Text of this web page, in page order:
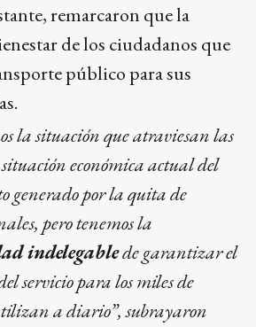
remarcaron que la
de los ciudadanos que
público para sus
la situación que atraviesan las
económica actual del
generado por la quita de
pero tenemos la
indelegablede garantizar el
servicio para los miles de
a diario”, subrayaron